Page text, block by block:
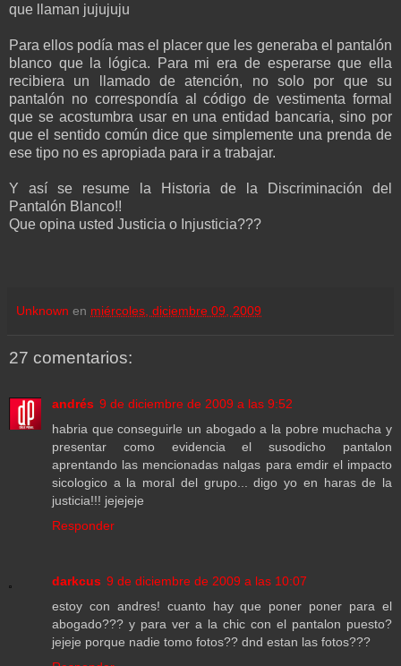
que llaman jujujuju
Para ellos podía mas el placer que les generaba el pantalón
blanco que la lógica. Para mi era de esperarse que ella
recibiera un llamado de atención, no solo por que su
pantalón no correspondía al código de vestimenta formal
que se acostumbra usar en una entidad bancaria, sino por
que el sentido común dice que simplemente una prenda de
ese tipo no es apropiada para ir a trabajar.
Y así se resume la Historia de la Discriminación del
Pantalón Blanco!!
Que opina usted Justicia o Injusticia???
Unknown en miércoles, diciembre 09, 2009
27 comentarios:
andrés 9 de diciembre de 2009 a las 9:52
habria que conseguirle un abogado a la pobre muchacha y
presentar como evidencia el susodicho pantalon
aprentando las mencionadas nalgas para emdir el impacto
sicologico a la moral del grupo... digo yo en haras de la
justicia!!! jejejeje
Responder
darkcus 9 de diciembre de 2009 a las 10:07
estoy con andres! cuanto hay que poner poner para el
abogado??? y para ver a la chic con el pantalon puesto?
jejeje porque nadie tomo fotos?? dnd estan las fotos???